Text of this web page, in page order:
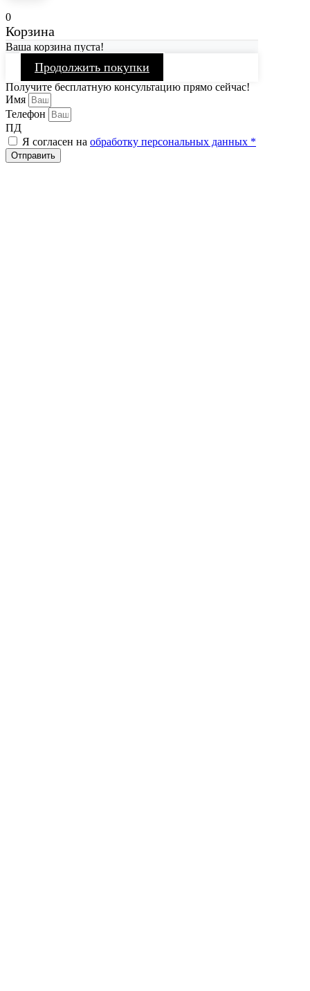
0
Корзина
Ваша корзина пуста!
Продолжить покупки
Получите бесплатную консультацию прямо сейчас!
Имя
Телефон
ПД
Я согласен на обработку персональных данных *
Отправить